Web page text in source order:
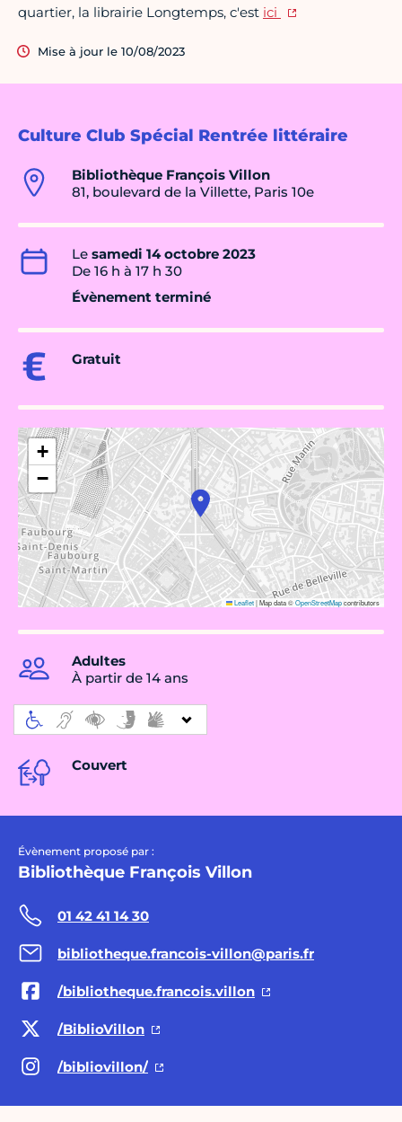
Culture Club Spécial Rentrée littéraire
Bibliothèque François Villon
81, boulevard de la Villette, Paris 10e
Le samedi 14 octobre 2023
De 16 h à 17 h 30
Évènement terminé
Gratuit
+
−
Leaflet|Map data ©OpenStreetMapcontributors
Adultes
À partir de 14 ans
Couvert
Évènement proposé par :
Bibliothèque François Villon
01 42 41 14 30
bibliotheque.francois-villon@paris.fr
/bibliotheque.francois.villon
/BiblioVillon
/bibliovillon/
quartier, la librairie Longtemps, c'est ici
Mise à jour le 10/08/2023